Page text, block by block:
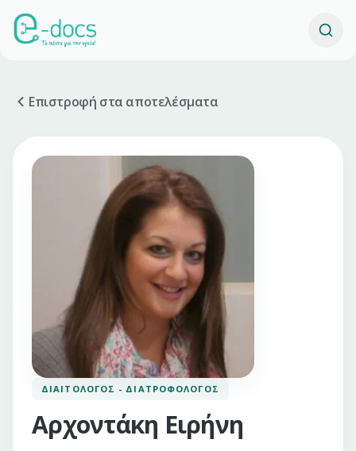
Επιστροφή στα αποτελέσματα
ΔΙΑΙΤΟΛΌΓΟΣ - ΔΙΑΤΡΟΦΟΛΌΓΟΣ
Αρχοντάκη Ειρήνη